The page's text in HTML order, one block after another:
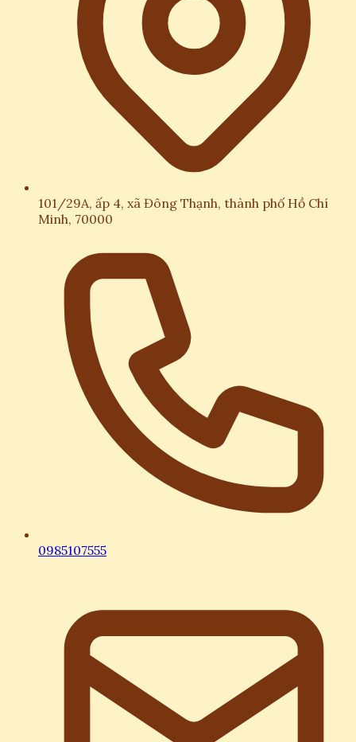
101/29A, ấp 4, xã Đông Thạnh, thành phố Hồ Chí
Minh, 70000
0985107555